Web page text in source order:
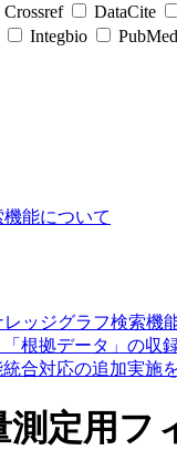
Crossref DataCite
Integbio PubMed
能について
レッジグラフ検索機
「根拠データ」の収
合対応の追加実施
測定用フ